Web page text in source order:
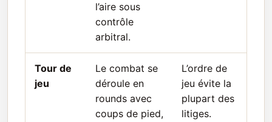
l’aire sous
contrôle
arbitral.
Tour de
jeu
Le combat se
déroule en
rounds avec
coups de pied,
L’ordre de
jeu évite la
plupart des
litiges.